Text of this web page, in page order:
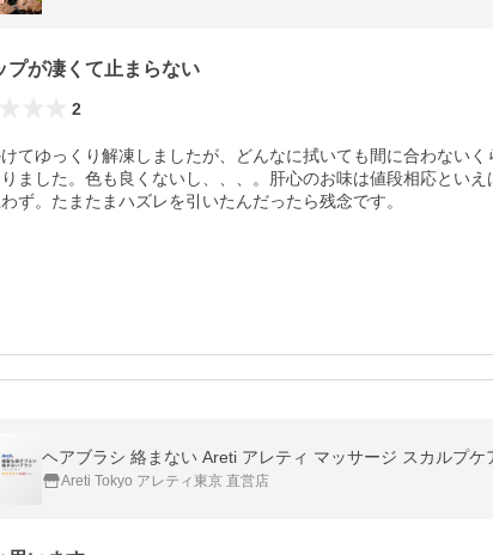
プが凄くて止まらない
2
てゆっくり解凍しましたが、どんなに拭いても間に合わない
ました。色も良くないし、、、。肝心のお味は値段相応とい
ず。たまたまハズレを引いたんだったら残念です。
ヘアブラシ 絡まない Areti アレティ マッサージ スカルプ
Areti Tokyo アレティ東京 直営店